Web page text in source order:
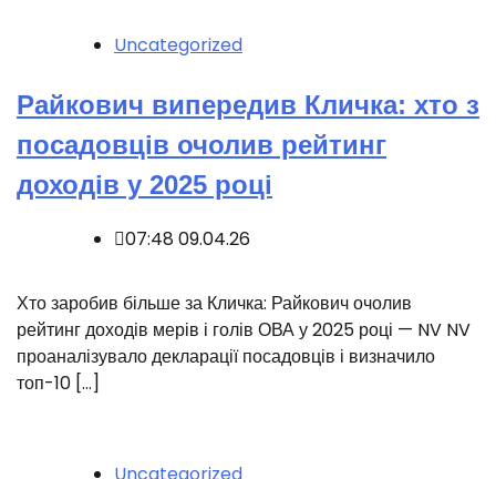
Uncategorized
Райкович випередив Кличка: хто з
посадовців очолив рейтинг
доходів у 2025 році
07:48 09.04.26
Хто заробив більше за Кличка: Райкович очолив
рейтинг доходів мерів і голів ОВА у 2025 році — NV NV
проаналізувало декларації посадовців і визначило
топ-10 […]